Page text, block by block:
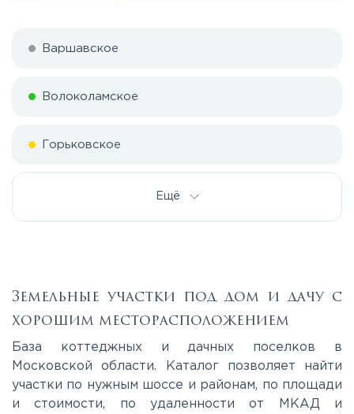
Варшавское
Волоколамское
Горьковское
Киевское
Ещё
Земельные участки под дом и дачу с
хорошим месторасположением
База коттеджных и дачных поселков в
Московской области. Каталог позволяет найти
участки по нужным шоссе и районам, по площади
и стоимости, по удаленности от МКАД и